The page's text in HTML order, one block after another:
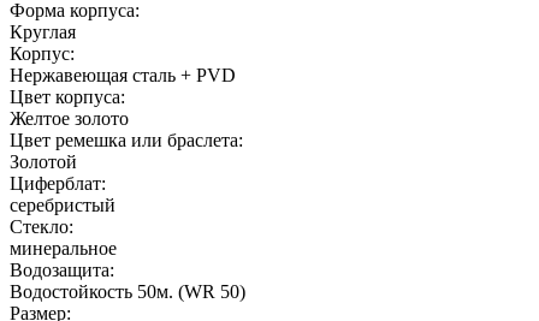
Форма корпуса:
Круглая
Корпус:
Нержавеющая сталь + PVD
Цвет корпуса:
Желтое золото
Цвет ремешка или браслета:
Золотой
Циферблат:
серебристый
Стекло:
минеральное
Водозащита:
Водостойкость 50м. (WR 50)
Размер: